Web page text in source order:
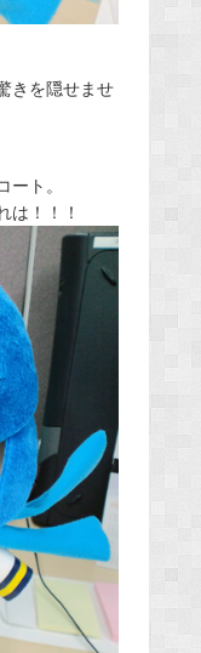
きを隠せませ
ト。
は！！！